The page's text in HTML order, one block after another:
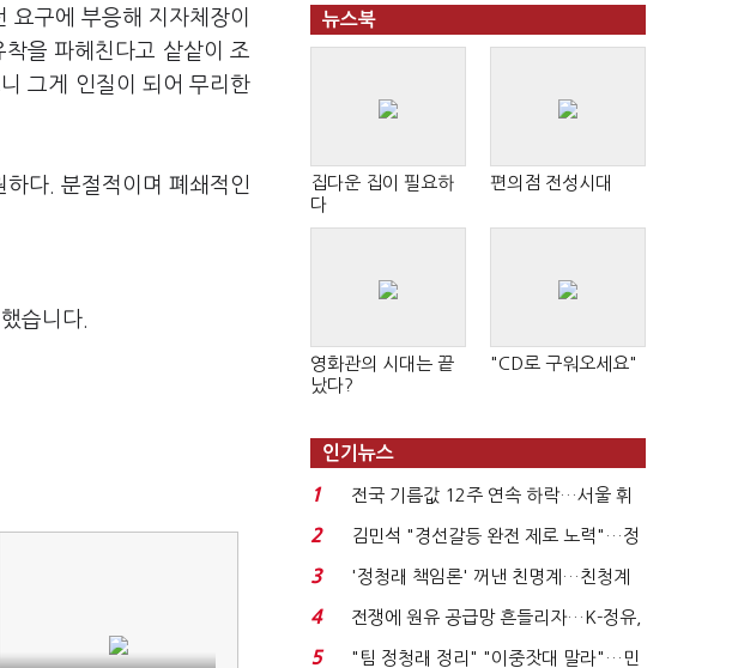
구에 부응해 지자체장이
을 파헤친다고 샅샅이 조
그게 인질이 되어 무리한
다. 분절적이며 폐쇄적인
습니다.
뉴스북
집다운 집이 필요하
다
편의점 전성시대
영화관의 시대는 끝
났다?
"CD로 구워오세요"
인기뉴스
1
전국 기름값 12주 연속 하락…서울 휘
발윳값 1909원...
2
김민석 "경선갈등 완전 제로 노력"…정
청래 "반명 공세 사...
3
'정청래 책임론' 꺼낸 친명계…친청계
는 추가투표 때리기...
4
전쟁에 원유 공급망 흔들리자…K-정유,
에너지안보 핵심...
5
"팀 정청래 정리" "이중잣대 말라"…민